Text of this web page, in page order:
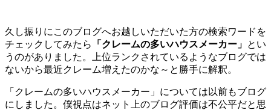
久し振りにこのブログへお越しいただいた方の検索ワードを
チェックしてみたら
「クレームの多いハウスメーカー」 とい
うのがありました。上位ランクされているようなブログでは
ないから最近クレーム増えたのかな～と勝手に解釈。
「クレームの多いハウスメーカー」については以前もブログ
にしました。僕視点はネット上のブログ評価は不公平だと思